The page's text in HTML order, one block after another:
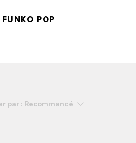
FUNKO POP
par : Recommandé